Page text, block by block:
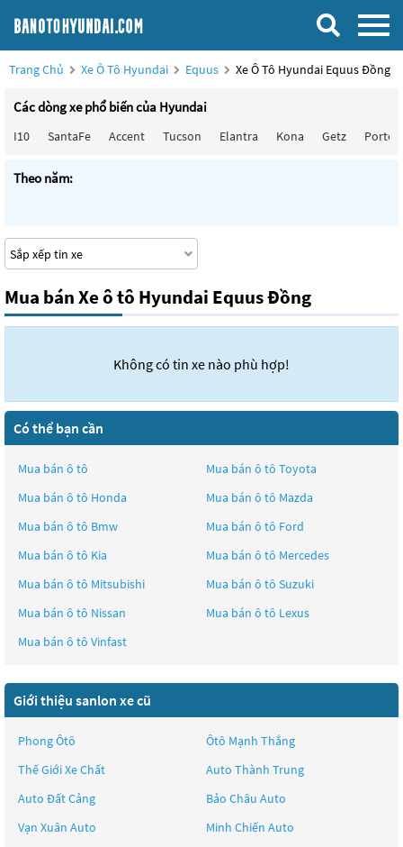
Trang Chủ Xe Ô Tô Hyundai Equus Xe Ô Tô Hyundai Equus Đồng
Các dòng xe phổ biến của Hyundai
I10 SantaFe Accent Tucson Elantra Kona Getz Porter
Theo năm:
Mua bán Xe ô tô Hyundai Equus Đồng
Không có tin xe nào phù hợp!
Có thể bạn cần
Mua bán ô tô Mua bán ô tô Toyota
Mua bán ô tô Honda Mua bán ô tô Mazda
Mua bán ô tô Bmw Mua bán ô tô Ford
Mua bán ô tô Kia Mua bán ô tô Mercedes
Mua bán ô tô Mitsubishi Mua bán ô tô Suzuki
Mua bán ô tô Nissan Mua bán ô tô Lexus
Mua bán ô tô Vinfast
Giới thiệu sanlon xe cũ
Phong Ôtô
Ôtô Mạnh Thắng
Thế Giới Xe Chất
Auto Thành Trung
Auto Đất Cảng
Bảo Châu Auto
Vạn Xuân Auto
Minh Chiến Auto